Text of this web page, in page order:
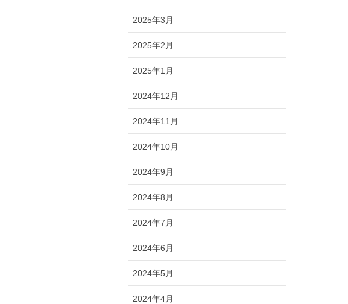
2025年3月
2025年2月
2025年1月
2024年12月
2024年11月
2024年10月
2024年9月
2024年8月
2024年7月
2024年6月
2024年5月
2024年4月